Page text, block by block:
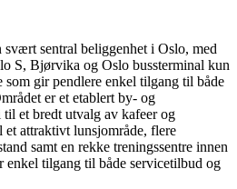
svært sentral beliggenhet i Oslo, med
S, Bjørvika og Oslo bussterminal kun
som gir pendlere enkel tilgang til både
er et etablert by- og
et bredt utvalg av kafeer og
et attraktivt lunsjområde, flere
samt en rekke treningssentre innen
enkel tilgang til både servicetilbud og